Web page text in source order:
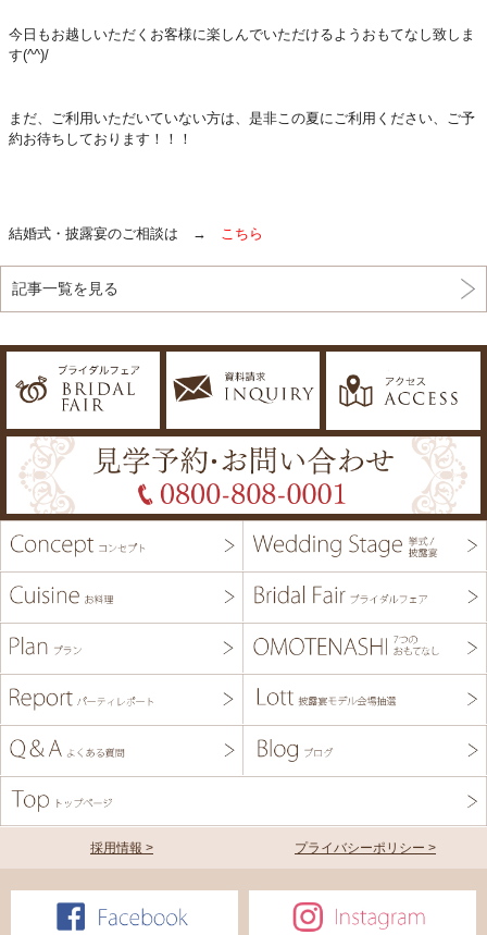
今日もお越しいただくお客様に楽しんでいただけるようおもてなし致しま
す(^^)/
まだ、ご利用いただいていない方は、是非この夏にご利用ください、ご予
約お待ちしております！！！
結婚式・披露宴のご相談は → こちら
記事一覧を見る
採用情報 > プライバシーポリシー >